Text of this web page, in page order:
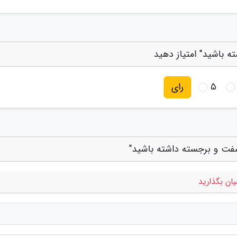
باشید" امتیاز دهید
5 رای
و برجسته داشته باشید"
بگذارید